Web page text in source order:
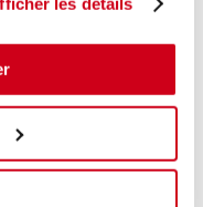
de pare-choc